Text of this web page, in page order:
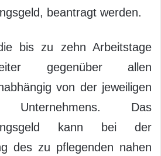
beantragt werden.
bis zu zehn Arbeitstage
gegenüber allen
von der jeweiligen
Das
kann bei der
des zu pflegenden nahen